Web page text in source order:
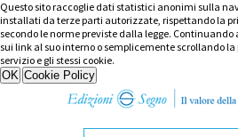
Questo sito raccoglie dati statistici anonimi sulla
installati da terze parti autorizzate, rispettando la
secondo le norme previste dalla legge.
sui link al suo interno o semplicemente scrollando
servizio e gli stessi cookie.